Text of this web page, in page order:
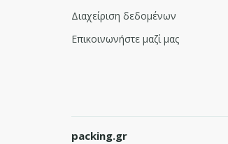
Διαχείριση δεδομένων
Επικοινωνήστε μαζί μας
packing.gr